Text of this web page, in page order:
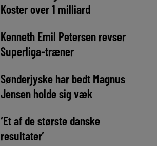
Koster over 1 milliard
Kenneth Emil Petersen revser
Superliga-træner
Sønderjyske har bedt Magnus
Jensen holde sig væk
‘Et af de største danske
resultater’